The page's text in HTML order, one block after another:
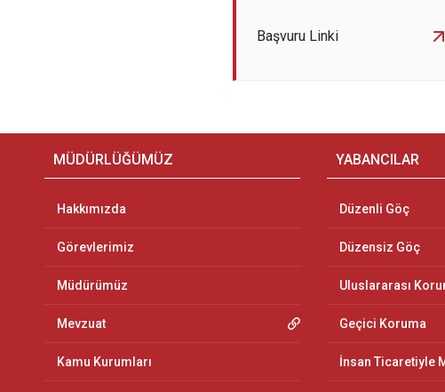
Başvuru Linki
MÜDÜRLÜĞÜMÜZ
Hakkımızda
Görevlerimiz
Müdürümüz
Mevzuat
Kamu Kurumları
YABANCILAR
Düzenli Göç
Düzensiz Göç
Uluslararası
Geçici Koruma
İnsan Ticaretiyle